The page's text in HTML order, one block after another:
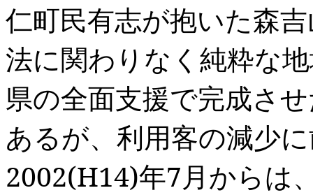
仁町民有志が抱いた森
法に関わりなく純粋な
県の全面支援で完成さ
あるが、利用客の減少
2002(H14)年7月からは